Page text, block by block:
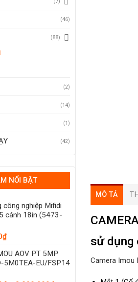
(46)
(88)
(2)
(14)
(1)
(42)
NỔI BẬT
công nghiệp Mifidi
cánh 18in (5473-
₫
AOV PT 5MP
5M0TEA-EU/FSP14
MÔ TẢ
sử dụng
Camera Imou